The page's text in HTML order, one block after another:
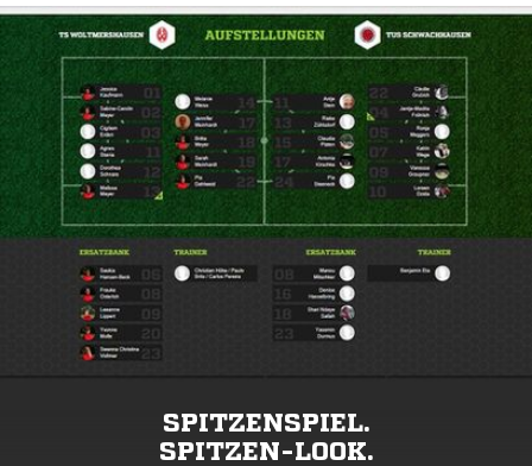
SPITZENSPIEL.
SPITZEN-LOOK.